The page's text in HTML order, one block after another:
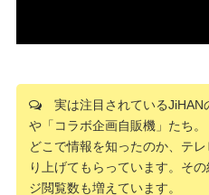
実は注目されているJiHAN
や「コラボ企画自販機」たち。
どこで情報を知ったのか、テ
り上げてもらっています。そ
ジ閲覧数も増えています。